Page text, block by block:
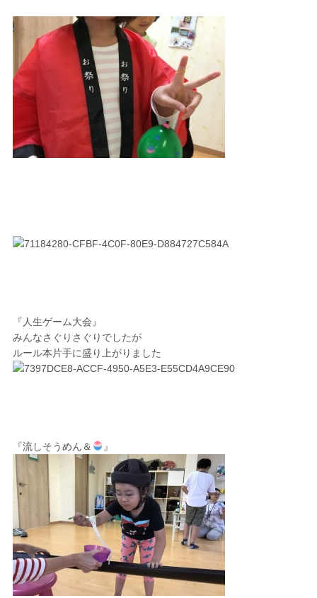
『人生ゲーム大会』
みんなさぐりさぐりでしたが
ルール本片手に盛り上がりました
『流しそうめん＆ 』